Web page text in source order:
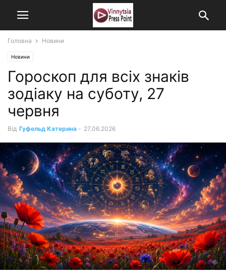
Головна Новини
Новини
Гороскоп для всіх знаків
зодіаку на суботу, 27
червня
Від Гуфельд Катерина - 27.06.2026